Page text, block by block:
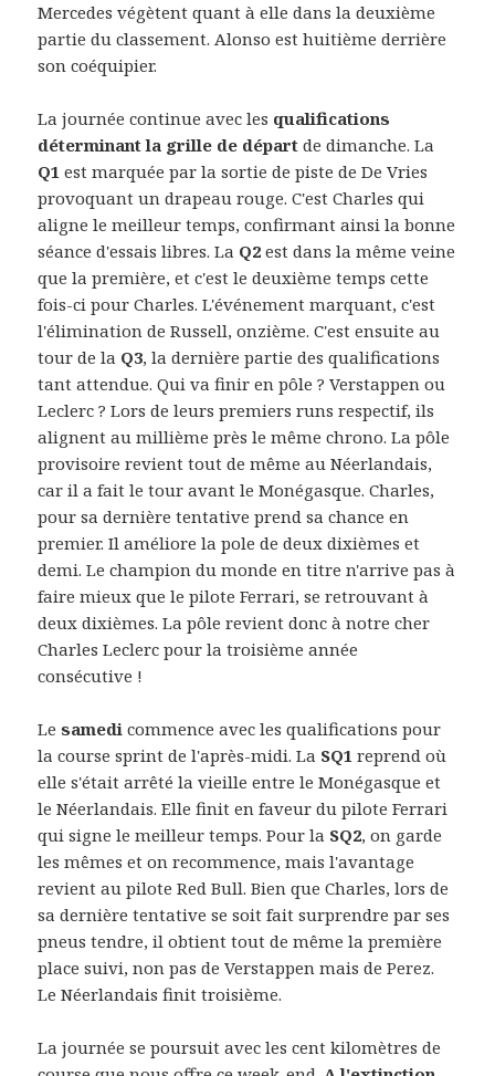
Mercedes végètent quant à elle dans la deuxième
partie du classement. Alonso est huitième derrière
son coéquipier.
La journée continue avec les qualifications
déterminant la grille de départ de dimanche. La
Q1 est marquée par la sortie de piste de De Vries
provoquant un drapeau rouge. C'est Charles qui
aligne le meilleur temps, confirmant ainsi la bonne
séance d'essais libres. La Q2 est dans la même veine
que la première, et c'est le deuxième temps cette
fois-ci pour Charles. L'événement marquant, c'est
l'élimination de Russell, onzième. C'est ensuite au
tour de la Q3, la dernière partie des qualifications
tant attendue. Qui va finir en pôle ? Verstappen ou
Leclerc ? Lors de leurs premiers runs respectif, ils
alignent au millième près le même chrono. La pôle
provisoire revient tout de même au Néerlandais,
car il a fait le tour avant le Monégasque. Charles,
pour sa dernière tentative prend sa chance en
premier. Il améliore la pole de deux dixièmes et
demi. Le champion du monde en titre n'arrive pas à
faire mieux que le pilote Ferrari, se retrouvant à
deux dixièmes. La pôle revient donc à notre cher
Charles Leclerc pour la troisième année
consécutive !
Lesamedi commence avec les qualifications pour
la course sprint de l'après-midi. La SQ1reprend où
elle s'était arrêté la vieille entre le Monégasque et
le Néerlandais. Elle finit en faveur du pilote Ferrari
qui signe le meilleur temps. Pour la SQ2, on garde
les mêmes et on recommence, mais l'avantage
revient au pilote Red Bull. Bien que Charles, lors de
sa dernière tentative se soit fait surprendre par ses
pneus tendre, il obtient tout de même la première
place suivi, non pas de Verstappen mais de Perez.
Le Néerlandais finit troisième.
La journée se poursuit avec les cent kilomètres de